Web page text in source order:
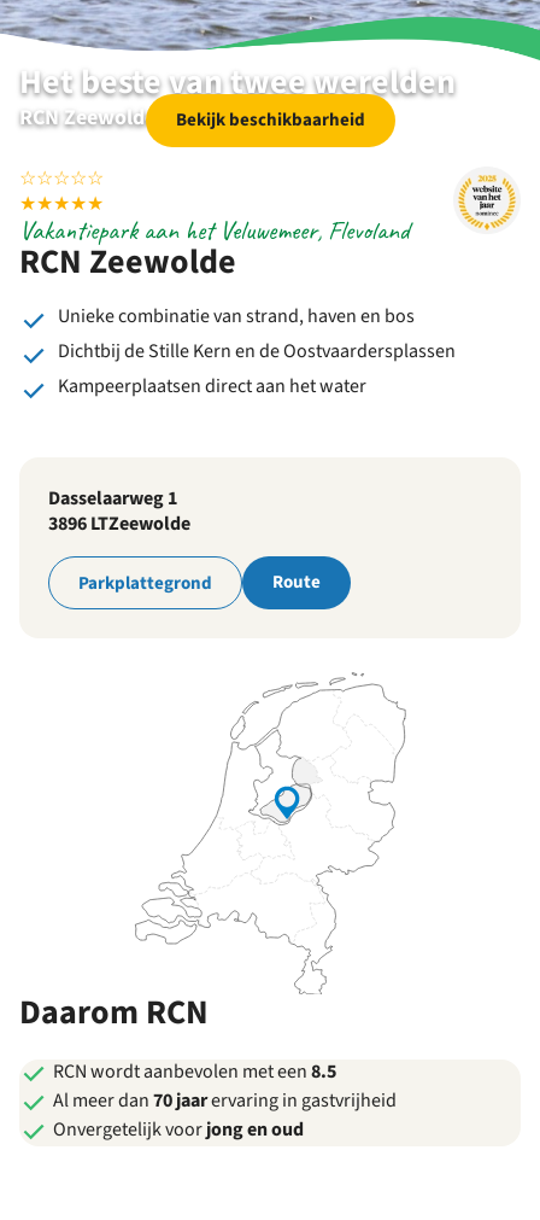
Het beste van twee werelden
RCN Zeewolde | Flevoland | Zeewolde
Bekijk beschikbaarheid
☆☆☆☆☆
★★★★★
RCN Zeewolde
Vakantiepark aan het Veluwemeer, Flevoland
Unieke combinatie van strand, haven en bos
Dichtbij de Stille Kern en de Oostvaardersplassen
Kampeerplaatsen direct aan het water
Dasselaarweg 1
3896 LTZeewolde
Parkplattegrond Route
Daarom RCN
RCN wordt aanbevolen met een8.5
Al meer dan70 jaarervaring in gastvrijheid
Onvergetelijk voorjong en oud